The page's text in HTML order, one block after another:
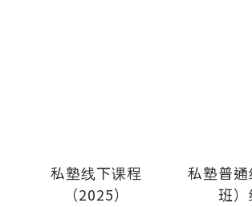
私塾线下课程
（2025）
私塾普
班